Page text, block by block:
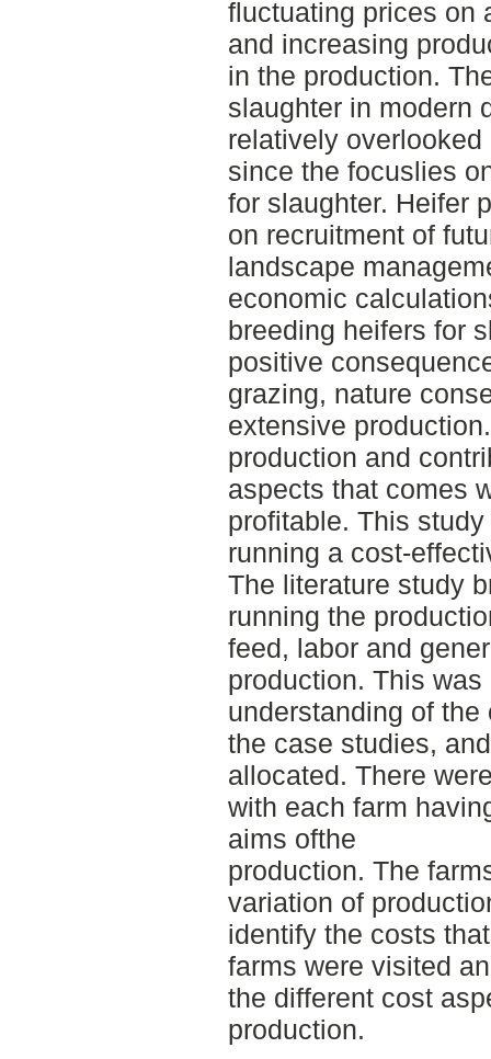
fluctuating prices on
and increasing
in the production.
slaughter in modern
relatively
since the focuslies
for slaughter. Heifer
on recruitment of
landscape
economic
breeding heifers for
positive
grazing, nature
extensive
production and
aspects that comes
profitable. This
running a cost-
The literature study
running the
feed, labor and
production. This
understanding of
the case studies,
allocated. There
with each farm
aims ofthe
production. The
variation of
identify the costs
farms were visited
the different cost
production.